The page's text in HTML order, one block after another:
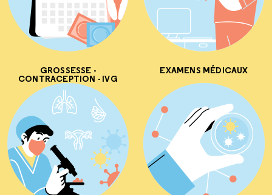
GROSSESSE -
CONTRACEPTION - IVG
EXAMENS MÉDICAUX